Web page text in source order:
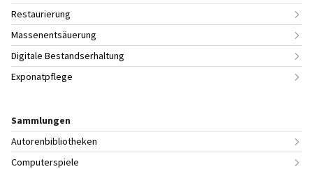
Restaurierung
Massenentsäuerung
Digitale Bestandserhaltung
Exponatpflege
Sammlungen
Autorenbibliotheken
Computerspiele